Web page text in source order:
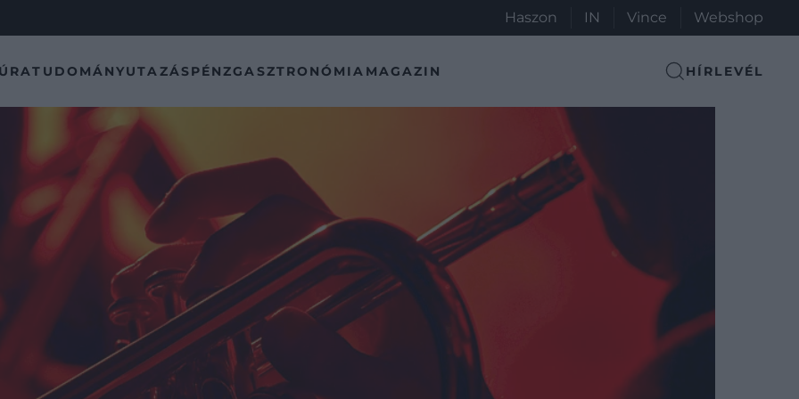
Haszon IN Vince Webshop
TUDOMÁNYUTAZÁSPÉNZGASZTRONÓMIA MAGAZIN HÍRLEVÉL